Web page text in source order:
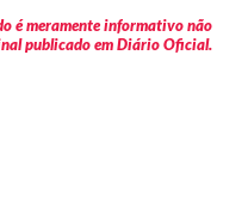
é meramente informativo não
publicado em Diário Oficial.